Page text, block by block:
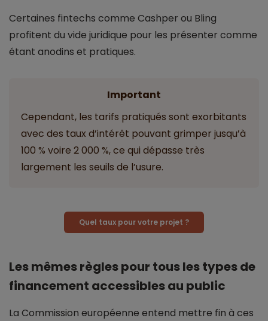
Certaines fintechs comme Cashper ou Bling
profitent du vide juridique pour les présenter comme
étant anodins et pratiques.
Important
Cependant, les tarifs pratiqués sont exorbitants
avec des taux d’intérêt pouvant grimper jusqu’à
100 % voire 2 000 %, ce qui dépasse très
largement les seuils de l’usure.
Quel taux pour votre projet ?
Les mêmes règles pour tous les types de
financement accessibles au public
La Commission européenne entend mettre fin à ces